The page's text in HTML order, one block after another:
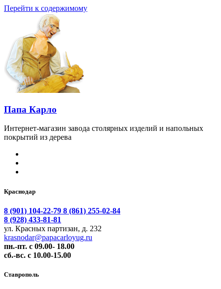
Перейти к содержимому
Папа Карло
Интернет-магазин завода столярных изделий и напольных
покрытий из дерева
Краснодар
8 (901) 104-22-79 8 (861) 255-02-84
8 (928) 433-81-81
ул. Красных партизан, д. 232
krasnodar@papacarloyug.ru
пн.-пт. с 09.00- 18.00
сб.-вс. с 10.00-15.00
Ставрополь